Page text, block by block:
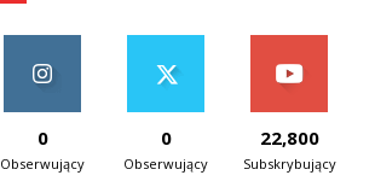
0
Obserwujący
0
Obserwujący
22,800
Subskrybujący